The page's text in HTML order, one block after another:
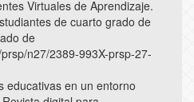
Virtuales de Aprendizaje.
de cuarto grado de
de
n27/2389-993X-prsp-27-
educativas en un entorno